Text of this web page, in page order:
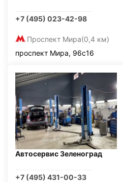
+7 (495) 023-42-98
Проспект Мира(0,4 км)
проспект Мира, 96с16
Автосервис Зеленоград
+7 (495) 431-00-33